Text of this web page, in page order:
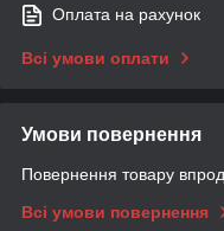
Оплата на рахунок
Всі умови оплати
Умови повернення
Повернення товару
Всі умови повернення